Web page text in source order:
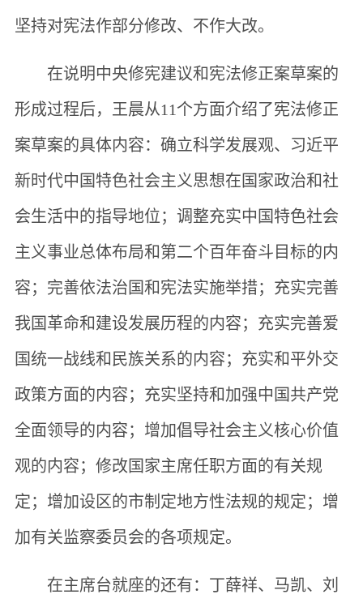
坚持对宪法作部分修改、不作大改。
在说明中央修宪建议和宪法修正案草案的
形成过程后，王晨从11个方面介绍了宪法修正
案草案的具体内容：确立科学发展观、习近平
新时代中国特色社会主义思想在国家政治和社
会生活中的指导地位；调整充实中国特色社会
主义事业总体布局和第二个百年奋斗目标的内
容；完善依法治国和宪法实施举措；充实完善
我国革命和建设发展历程的内容；充实完善爱
国统一战线和民族关系的内容；充实和平外交
政策方面的内容；充实坚持和加强中国共产党
全面领导的内容；增加倡导社会主义核心价值
观的内容；修改国家主席任职方面的有关规
定；增加设区的市制定地方性法规的规定；增
加有关监察委员会的各项规定。
在主席台就座的还有：丁薛祥、马凯、刘